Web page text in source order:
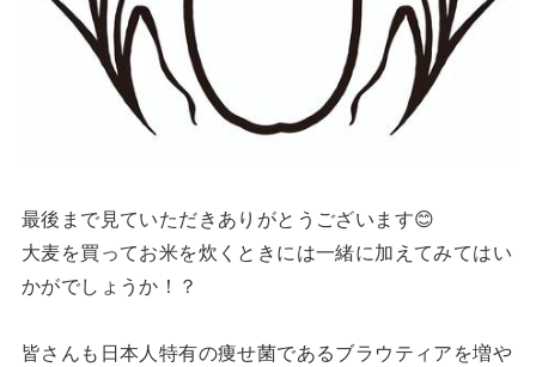
最後まで見ていただきありがとうございます😊
大麦を買ってお米を炊くときには一緒に加えてみてはい
かがでしょうか！？
皆さんも日本人特有の痩せ菌であるブラウティアを増や